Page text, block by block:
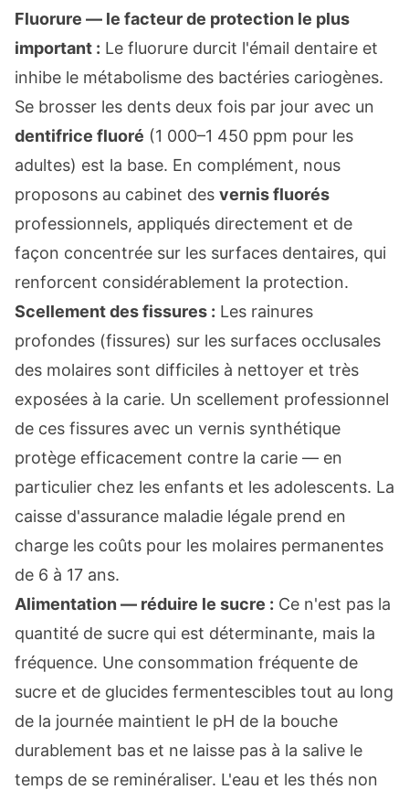
Fluorure — le facteur de protection le plus
important : Le fluorure durcit l'émail dentaire et
inhibe le métabolisme des bactéries cariogènes.
Se brosser les dents deux fois par jour avec un
dentifrice fluoré (1 000–1 450 ppm pour les
adultes) est la base. En complément, nous
proposons au cabinet des vernis fluorés
professionnels, appliqués directement et de
façon concentrée sur les surfaces dentaires, qui
renforcent considérablement la protection.
Scellement des fissures : Les rainures
profondes (fissures) sur les surfaces occlusales
des molaires sont difficiles à nettoyer et très
exposées à la carie. Un scellement professionnel
de ces fissures avec un vernis synthétique
protège efficacement contre la carie — en
particulier chez les enfants et les adolescents. La
caisse d'assurance maladie légale prend en
charge les coûts pour les molaires permanentes
de 6 à 17 ans.
Alimentation — réduire le sucre : Ce n'est pas la
quantité de sucre qui est déterminante, mais la
fréquence. Une consommation fréquente de
sucre et de glucides fermentescibles tout au long
de la journée maintient le pH de la bouche
durablement bas et ne laisse pas à la salive le
temps de se reminéraliser. L'eau et les thés non